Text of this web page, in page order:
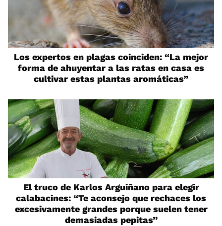
Los expertos en plagas coinciden: “La mejor
forma de ahuyentar a las ratas en casa es
cultivar estas plantas aromáticas”
El truco de Karlos Arguiñano para elegir
calabacines: “Te aconsejo que rechaces los
excesivamente grandes porque suelen tener
demasiadas pepitas”